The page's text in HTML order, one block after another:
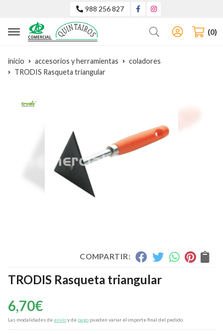
988 256 827
Buscar 0
inicio accesorios y herramientas
coladores
TRODIS Rasqueta triangular
COMPARTIR:
TRODIS Rasqueta triangular
6,70€
Las modalidades de envíoy de pago pueden variar el importe final del pedido.